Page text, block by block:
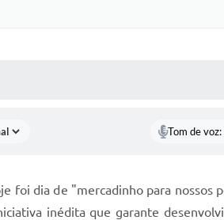
Tom de voz:
dia de "mercadinho para nossos
inédita que garante